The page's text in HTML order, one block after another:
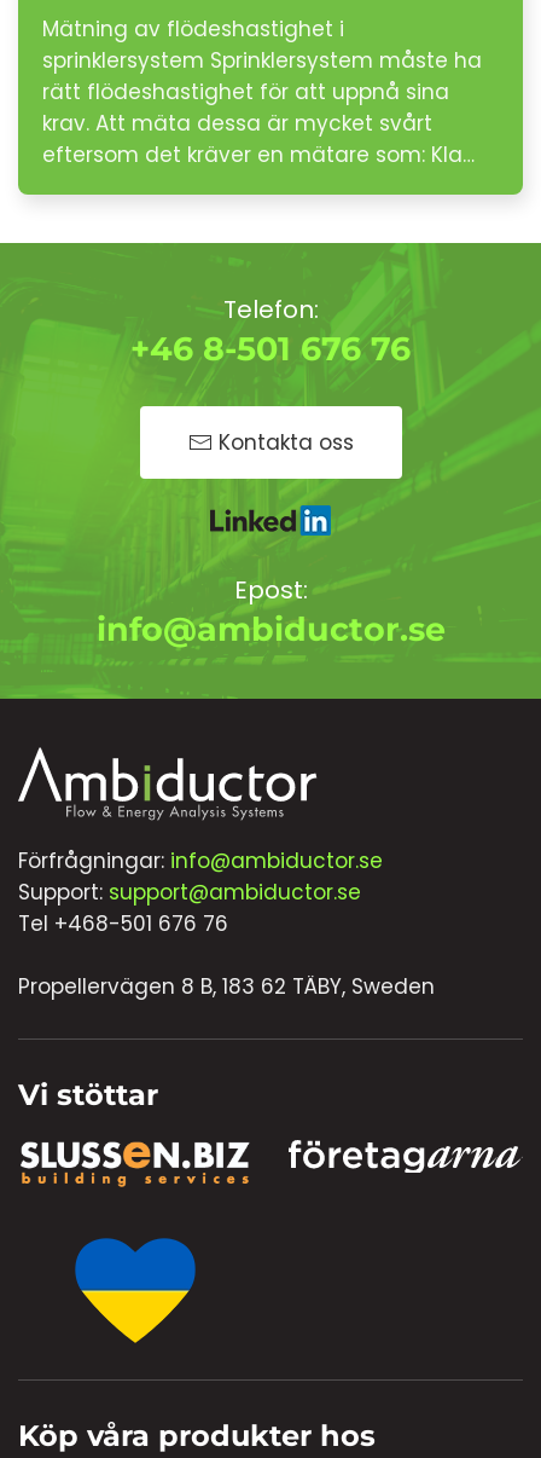
Mätning av flödeshastighet i
sprinklersystem Sprinklersystem måste ha
rätt flödeshastighet för att uppnå sina
krav. Att mäta dessa är mycket svårt
eftersom det kräver en mätare som: Kla…
Telefon:
+46 8-501 676 76
Kontakta oss
Epost:
info@ambiductor.se
Förfrågningar: info@ambiductor.se
Support: support@ambiductor.se
Tel +468-501 676 76
Propellervägen 8 B, 183 62 TÄBY, Sweden
Vi stöttar
Köp våra produkter hos